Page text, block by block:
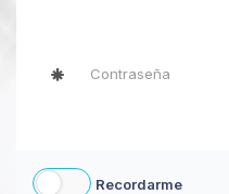
Recordarme